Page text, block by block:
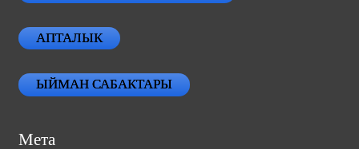
АПТАЛЫК
ЫЙМАН САБАКТАРЫ
Мета